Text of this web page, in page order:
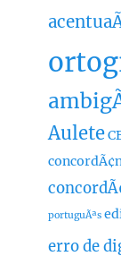
Aulete
portuguÃªs
erro de